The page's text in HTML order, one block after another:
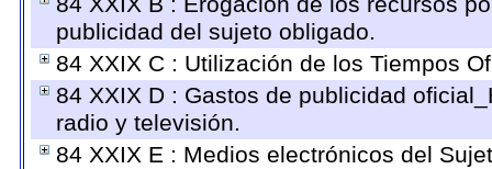
publicidad del sujeto obligado.
84 XXIX C : Utilización de los Tiempos
84 XXIX D : Gastos de publicidad
radio y televisión.
84 XXIX E : Medios electrónicos del